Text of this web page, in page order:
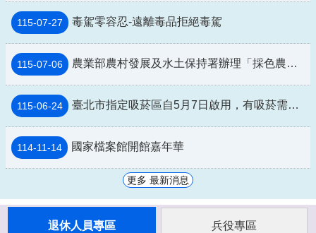
115-07-27 毒駕零容忍-遠離毒品拒絕毒駕
115-07-06 農業部農村發展及水土保持署辦理「採色農遊Color Walk」活動資訊
115-06-24 臺北市指定吸菸區自5月7日啟用，有吸菸需求民眾請至指定吸菸區。
114-11-14 國家檔案館開館嘉年華
更多 最新消息
退休人員專區 兵役專區